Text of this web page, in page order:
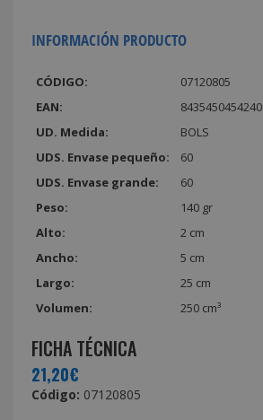
INFORMACIÓN PRODUCTO
CÓDIGO:
07120805
EAN:
8435450454240
UD. Medida:
BOLS
UDS. Envase pequeño:
60
UDS. Envase grande:
60
Peso:
140 gr
Alto:
2 cm
Ancho:
5 cm
Largo:
25 cm
Volumen:
250 cm³
FICHA TÉCNICA
21,20€
Código: 07120805